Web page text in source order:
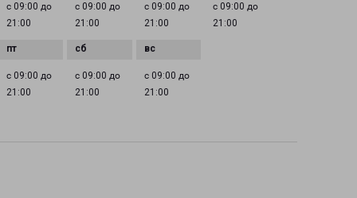
с 09:00 до
21:00
с 09:00 до
21:00
с 09:00 до
21:00
с 09:00 до
21:00
с 09:00 до
21:00
с 09:00 до
21:00
с 09:00 до
21:00